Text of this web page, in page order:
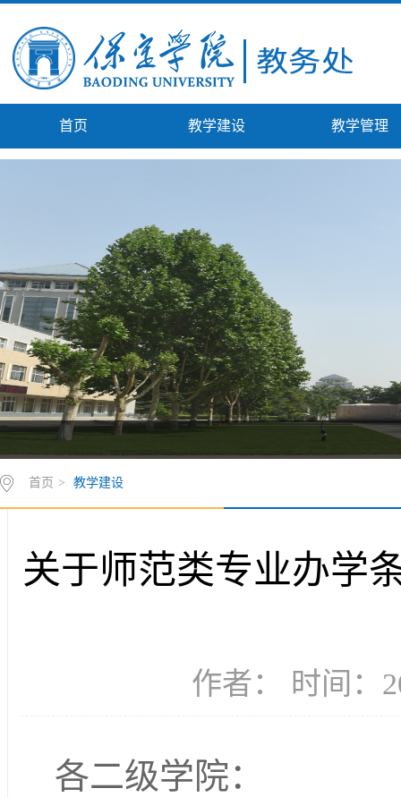
首页 教学建设 教学管理
首页 > 教学建设
关于师范类专业办学
作者： 时间：
各二级学院：